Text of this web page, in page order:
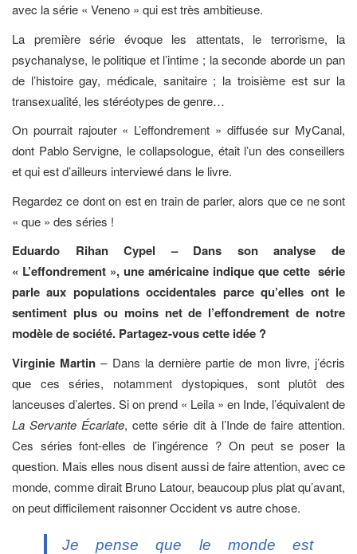
avec la série « Veneno » qui est très ambitieuse.
La première série évoque les attentats, le terrorisme, la
psychanalyse, le politique et l’intime ; la seconde aborde un pan
de l’histoire gay, médicale, sanitaire ; la troisième est sur la
transexualité, les stéréotypes de genre…
On pourrait rajouter « L’effondrement » diffusée sur MyCanal,
dont Pablo Servigne, le collapsologue, était l’un des conseillers
et qui est d’ailleurs interviewé dans le livre.
Regardez ce dont on est en train de parler, alors que ce ne sont
« que » des séries !
Eduardo Rihan Cypel – Dans son analyse de
« L’effondrement », une américaine indique que cette série
parle aux populations occidentales parce qu’elles ont le
sentiment plus ou moins net de l’effondrement de notre
modèle de société. Partagez-vous cette idée ?
Virginie Martin – Dans la dernière partie de mon livre, j’écris
que ces séries, notamment dystopiques, sont plutôt des
lanceuses d’alertes. Si on prend « Leila » en Inde, l’équivalent de
La Servante Écarlate, cette série dit à l’Inde de faire attention.
Ces séries font-elles de l’ingérence ? On peut se poser la
question. Mais elles nous disent aussi de faire attention, avec ce
monde, comme dirait Bruno Latour, beaucoup plus plat qu’avant,
on peut difficilement raisonner Occident vs autre chose.
Je pense que le monde est